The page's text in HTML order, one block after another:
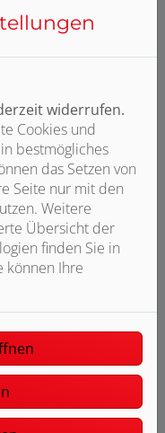
widerrufen.
Cookies und
bestmögliches
das Setzen von
Seite nur mit den
Weitere
Übersicht der
finden Sie in
können Ihre